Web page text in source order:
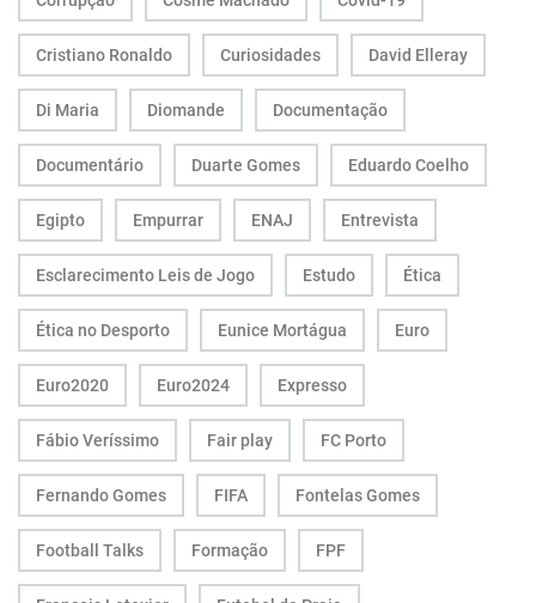
Cristiano Ronaldo Curiosidades David Elleray
Di Maria Diomande Documentação
Documentário Duarte Gomes Eduardo Coelho
Egipto Empurrar ENAJ Entrevista
Esclarecimento Leis de Jogo Estudo Ética
Ética no Desporto Eunice Mortágua Euro
Euro2020 Euro2024 Expresso
Fábio Veríssimo Fair play FC Porto
Fernando Gomes FIFA Fontelas Gomes
Football Talks Formação FPF